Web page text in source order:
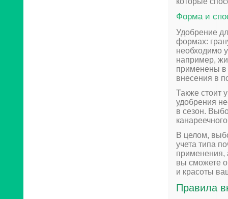
Форма и
Удобрение
формах:
необходимо
например,
применены в
внесения в
Также стоит
удобрения
в сезон.
В целом,
учета типа
применения,
вы сможете
и красоты
Правила